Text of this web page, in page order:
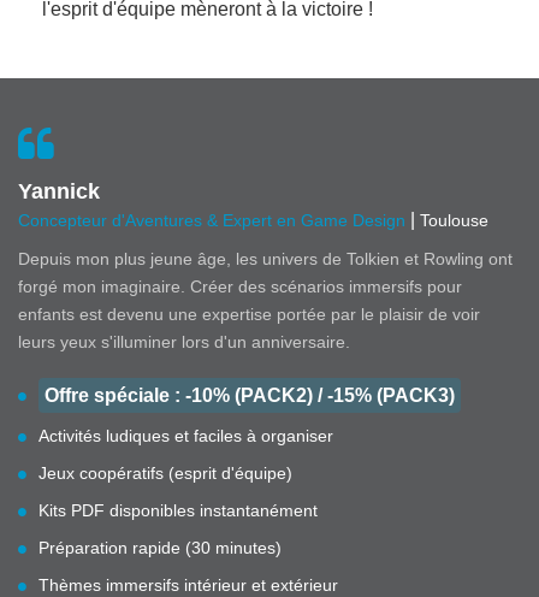
l'esprit d'équipe mèneront à la victoire !
Yannick
Concepteur d'Aventures & Expert en Game Design
Toulouse
Depuis mon plus jeune âge, les univers de Tolkien et Rowling ont
forgé mon imaginaire. Créer des scénarios immersifs pour
enfants est devenu une expertise portée par le plaisir de voir
leurs yeux s'illuminer lors d'un anniversaire.
Offre spéciale : -10% (PACK2) / -15% (PACK3)
Activités ludiques et faciles à organiser
Jeux coopératifs (esprit d'équipe)
Kits PDF disponibles instantanément
Préparation rapide (30 minutes)
Thèmes immersifs intérieur et extérieur